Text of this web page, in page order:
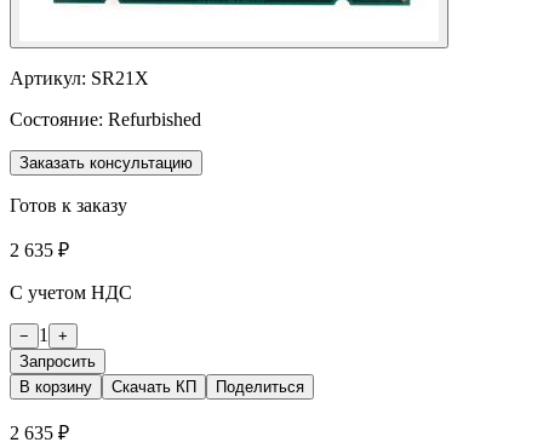
Артикул: SR21X
Состояние: Refurbished
Заказать консультацию
Готов к заказу
2 635 ₽
С учетом НДС
− 1
+
Запросить
В корзину
Скачать КП Поделиться
2 635 ₽